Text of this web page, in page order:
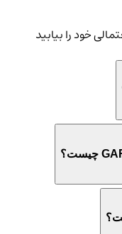
خود را بیابید